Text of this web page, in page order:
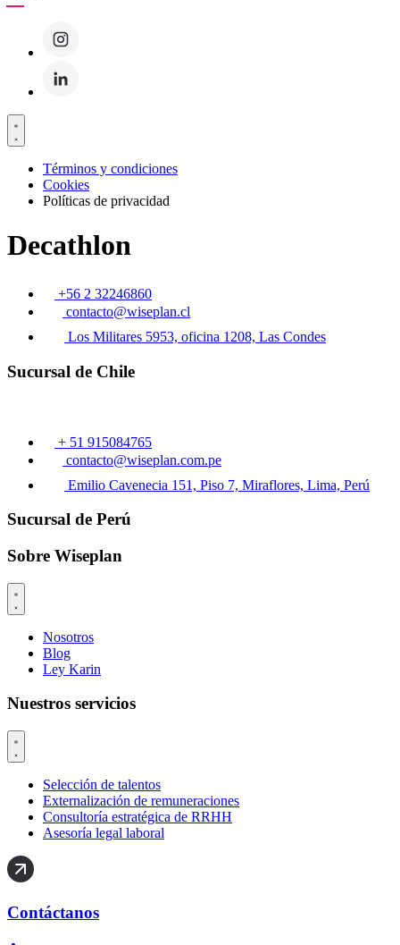
Términos y condiciones
Cookies
Políticas de privacidad
Decathlon
+56 2 32246860
contacto@wiseplan.cl
Los Militares 5953, oficina 1208, Las Condes
Sucursal de Chile
+ 51 915084765
contacto@wiseplan.com.pe
Emilio Cavenecia 151, Piso 7, Miraflores, Lima, Perú
Sucursal de Perú
Sobre Wiseplan
Nosotros
Blog
Ley Karin
Nuestros servicios
Selección de talentos
Externalización de remuneraciones
Consultoría estratégica de RRHH
Asesoría legal laboral
Contáctanos